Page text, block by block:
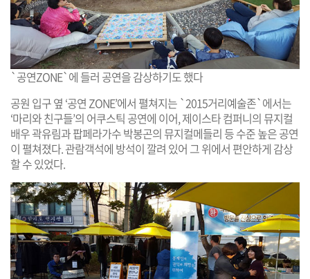
`공연ZONE`에 들러 공연을 감상하기도 했다
공원 입구 옆 ‘공연 ZONE’에서 펼쳐지는 `2015거리예술존`에서는
‘마리와 친구들’의 어쿠스틱 공연에 이어, 제이스타 컴퍼니의 뮤지컬
배우 곽유림과 팝페라가수 박봉곤의 뮤지컬메들리 등 수준 높은 공연
이 펼쳐졌다. 관람객석에 방석이 깔려 있어 그 위에서 편안하게 감상
할 수 있었다.